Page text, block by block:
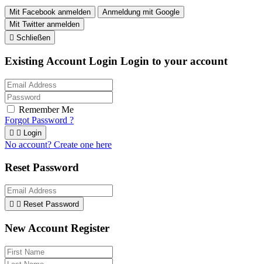
Mit Facebook anmelden
Anmeldung mit Google
Mit Twitter anmelden
 Schließen
Existing Account Login Login to your account
Remember Me
Forgot Password ?
  Login
No account? Create one here
Reset Password
  Reset Password
New Account Register